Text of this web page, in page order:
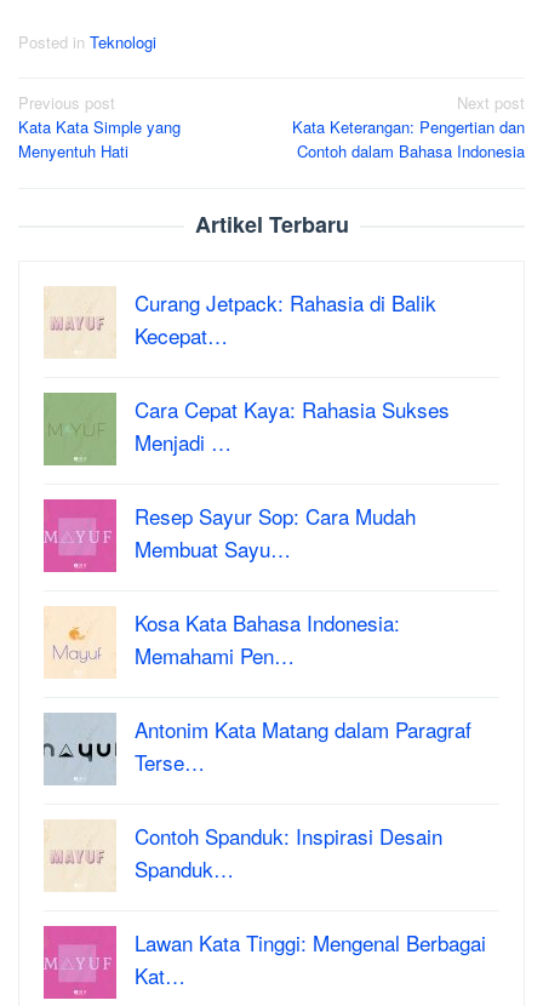
Posted in Teknologi
Post
navigation
Previous post
Kata Kata Simple yang
Menyentuh Hati
Next post
Kata Keterangan: Pengertian dan
Contoh dalam Bahasa Indonesia
Artikel Terbaru
Curang Jetpack: Rahasia di Balik
Kecepat…
Cara Cepat Kaya: Rahasia Sukses
Menjadi …
Resep Sayur Sop: Cara Mudah
Membuat Sayu…
Kosa Kata Bahasa Indonesia:
Memahami Pen…
Antonim Kata Matang dalam Paragraf
Terse…
Contoh Spanduk: Inspirasi Desain
Spanduk…
Lawan Kata Tinggi: Mengenal Berbagai
Kat…